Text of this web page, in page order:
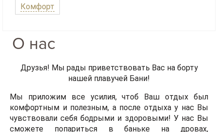
Комфорт
О нас
Друзья! Мы рады приветствовать Вас на борту
нашей плавучей Бани!
Мы приложим все усилия, чтоб Ваш отдых был
комфортным и полезным, а после отдыха у нас Вы
чувствовали себя бодрыми и здоровыми! У нас Вы
сможете попариться в баньке на дровах,